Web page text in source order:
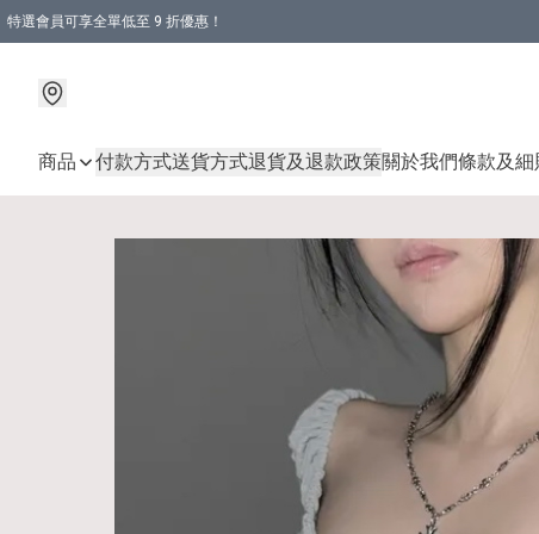
特選會員可享全單低至 9 折優惠！
商品 付款方式送貨方式退貨及退款政策關於我們條款及細